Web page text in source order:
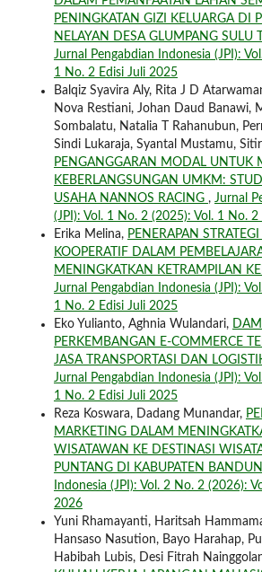
PENINGKATAN GIZI KELUARGA DI
NELAYAN DESA GLUMPANG SULU
Jurnal Pengabdian Indonesia (JPI):
1 No. 2 Edisi Juli 2025
Balqiz Syavira Aly, Rita J D
Nova Restiani, Johan Daud Banawi,
Sombalatu, Natalia T Rahanubun,
Sindi Lukaraja, Syantal Mustamu,
PENGANGGARAN MODAL UNTUK
KEBERLANGSUNGAN UMKM:
USAHA NANNOS RACING , Jurnal
(JPI): Vol. 1 No. 2 (2025): Vol. 1 No.
Erika Melina, PENERAPAN
KOOPERATIF DALAM
MENINGKATKAN KETRAMPILAN
Jurnal Pengabdian Indonesia (JPI):
1 No. 2 Edisi Juli 2025
Eko Yulianto, Aghnia Wulandari,
PERKEMBANGAN E-COMMERCE
JASA TRANSPORTASI DAN
Jurnal Pengabdian Indonesia (JPI):
1 No. 2 Edisi Juli 2025
Reza Koswara, Dadang Munandar,
MARKETING DALAM
WISATAWAN KE DESTINASI
PUNTANG DI KABUPATEN
Indonesia (JPI): Vol. 2 No. 2 (2026):
2026
Yuni Rhamayanti, Haritsah
Hansaso Nasution, Bayo Harahap,
Habibah Lubis, Desi Fitrah